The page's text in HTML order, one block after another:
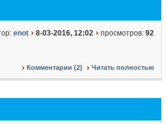
enot 8-03-2016, 12:02 просмотров: 92
Комментарии (2) Читать полностью